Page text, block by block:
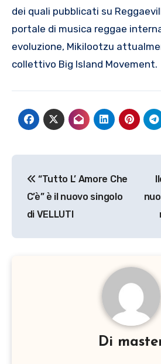
dei quali pubblicati su
portale di musica reggae
evoluzione, Mikilootzu
collettivo Big Island Movement.
articoli
“Tutto L’ Amore Che
C’è” è il nuovo singolo
di VELLUTI
Di